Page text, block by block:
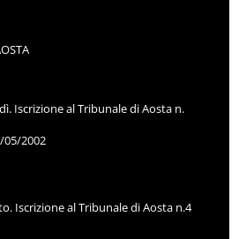
Iscrizione al Tribunale di Aosta n.
05/2002
Iscrizione al Tribunale di Aosta n.4